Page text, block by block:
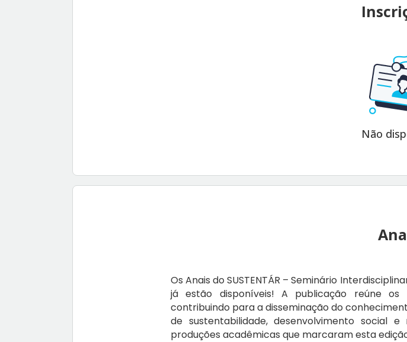
Não
Os Anais do SUSTENTÁR – Seminário
já estão disponíveis!A publicação reúne os
contribuindo para a disseminação do
de sustentabilidade, desenvolvimento social e
produções acadêmicas que marcaram esta